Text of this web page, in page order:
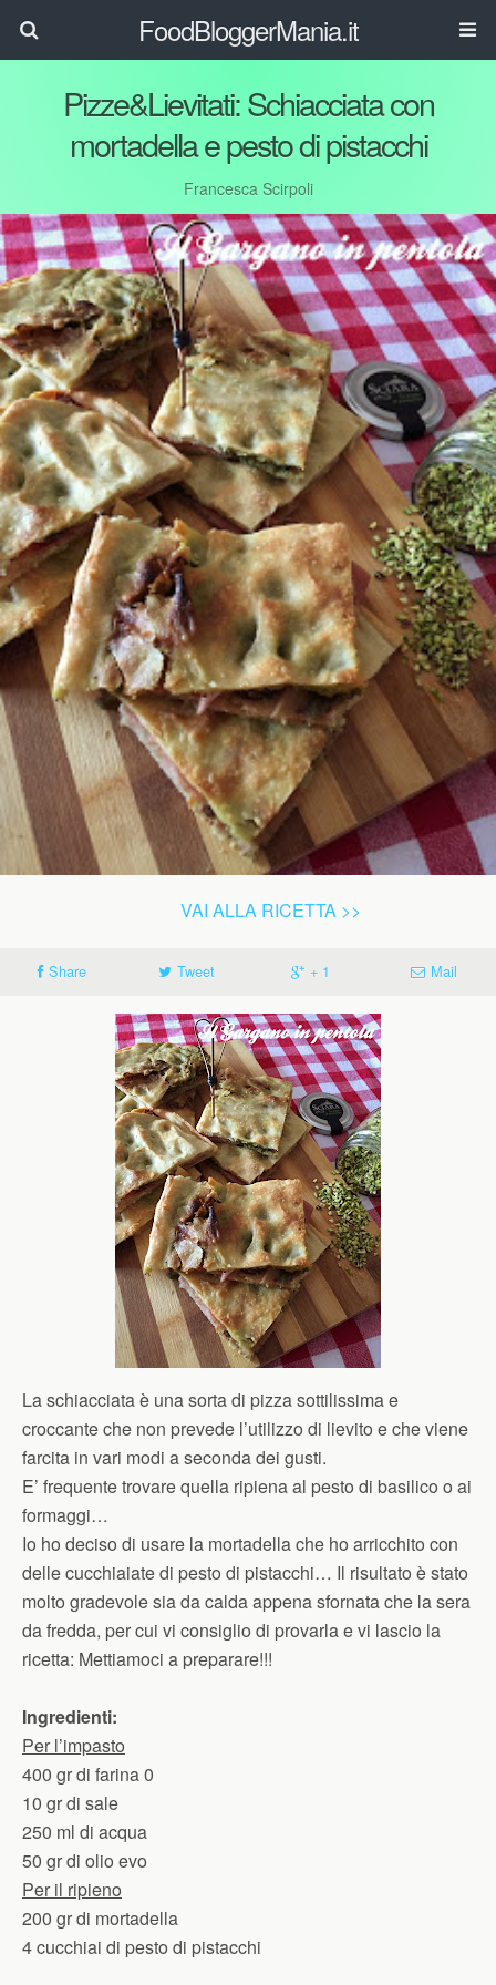
FoodBloggerMania.it
Pizze&Lievitati: Schiacciata con
mortadella e pesto di pistacchi
Francesca Scirpoli
VAI ALLA RICETTA >>
Share Tweet + 1 Mail
La schiacciata è una sorta di pizza sottilissima e
croccante che non prevede l’utilizzo di lievito e che viene
farcita in vari modi a seconda dei gusti.
E’ frequente trovare quella ripiena al pesto di basilico o ai
formaggi…
Io ho deciso di usare la mortadella che ho arricchito con
delle cucchiaiate di pesto di pistacchi… Il risultato è stato
molto gradevole sia da calda appena sfornata che la sera
da fredda, per cui vi consiglio di provarla e vi lascio la
ricetta: Mettiamoci a preparare!!!
Ingredienti:
Per l’impasto
400 gr di farina 0
10 gr di sale
250 ml di acqua
50 gr di olio evo
Per il ripieno
200 gr di mortadella
4 cucchiai di pesto di pistacchi